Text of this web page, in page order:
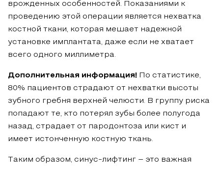
врожденных особенностей. Показаниями к
проведению этой операции является нехватка
костной ткани, которая мешает надежной
установке имплантата, даже если не хватает
всего одного миллиметра.
Дополнительная информация! По статистике,
80% пациентов страдают от нехватки высоты
зубного гребня верхней челюсти. В группу риска
попадают те, кто потерял зубы более полугода
назад, страдает от пародонтоза или кист и
имеет истонченную костную ткань.
Таким образом, синус-лифтинг – это важная